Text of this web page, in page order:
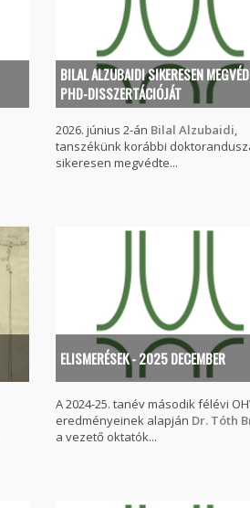
BILAL ALZUBAIDI SIKERESEN
PHD-DISSZERTÁCIÓJÁT
2026. június 2-án Bilal Alzubaidi,
tanszékünk korábbi
sikeresen megvédte...
ELISMERÉSEK - 2025 DECEMBER
A 2024-25. tanév második félévi
eredményeinek alapján Dr. Tóth
a vezető oktatók...